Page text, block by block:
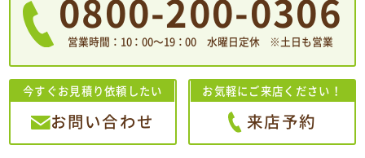
0800-200-0306
営業時間：10：00〜19：00 水曜日定休 ※土日も営業
今すぐお見積り依頼したい
お問い合わせ
お気軽にご来店ください！
来店予約